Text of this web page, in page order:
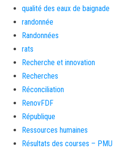
qualité des eaux de baignade
randonnée
Randonnées
rats
Recherche et innovation
Recherches
Réconciliation
RenovFDF
République
Ressources humaines
Résultats des courses – PMU